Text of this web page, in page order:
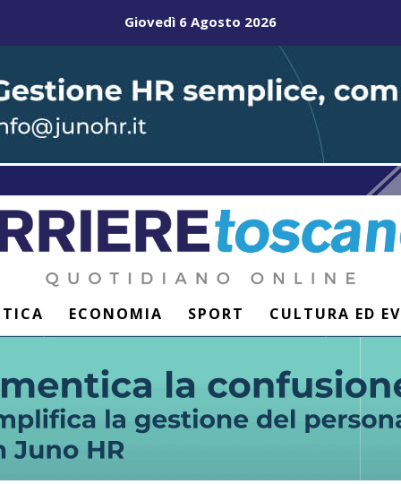
Giovedì 6 Agosto 2026
ECONOMIA SPORT CULTURA ED